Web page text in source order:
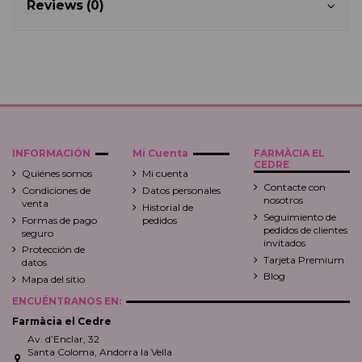
Reviews (0)
INFORMACIÓN
Quiénes somos
Condiciones de
venta
Formas de pago
seguro
Protección de
datos
Mapa del sitio
Mi Cuenta
Mi cuenta
Datos personales
Historial de
pedidos
FARMÀCIA EL
CEDRE
Contacte con
nosotros
Seguimiento de
pedidos de clientes
invitados
Tarjeta Premium
Blog
ENCUÉNTRANOS EN:
Farmàcia el Cedre
Av. d’Enclar, 32
Santa Coloma, Andorra la Vella